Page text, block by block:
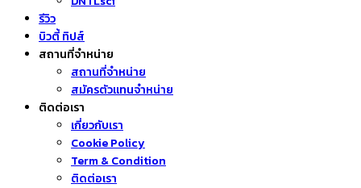
รีวิว
บิวตี้ ทิปส์
สถานที่จำหน่าย
สถานที่จำหน่าย
สมัครตัวแทนจำหน่าย
ติดต่อเรา
เกี่ยวกับเรา
Cookie Policy
Term & Condition
ติดต่อเรา